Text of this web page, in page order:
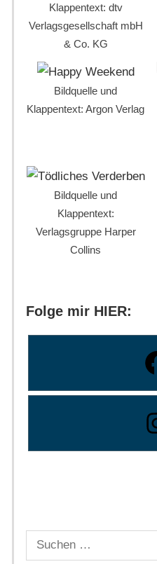
Klappentext: dtv
Verlagsgesellschaft mbH
& Co. KG
Bildquelle und
Klappentext: Argon Verlag
Bildquelle und
Klappentext:
Verlagsgruppe Harper
Collins
Folge mir HIER:
Suchen
nach: